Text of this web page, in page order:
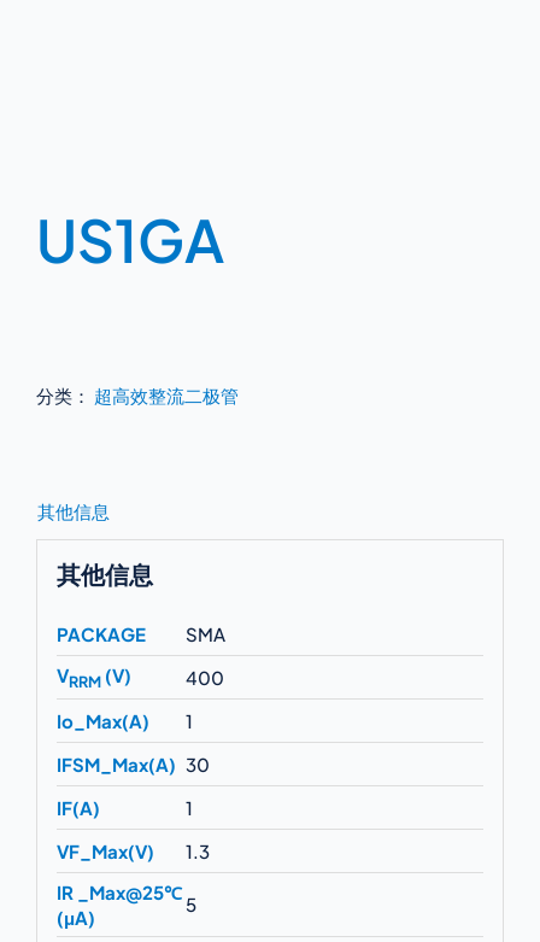
US1GA
分类： 超高效整流二极管
其他信息
其他信息
PACKAGE
SMA
VRRM(V)
400
Io_Max(A)
1
IFSM_Max(A) 30
IF(A)
1
VF_Max(V)
1.3
IR _Max@25℃
(μA)
5